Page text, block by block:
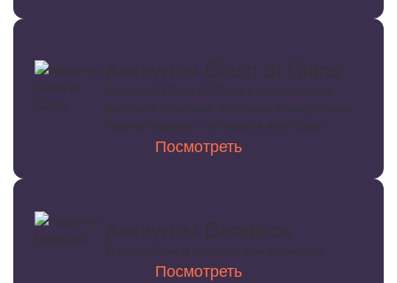
Аккаунты Clash of Clans
Аккаунты Clash of Clans с прокачанной
ратушей, героями, войсками и ресурсами.
Разные уровни и готовые к игре базы
Посмотреть
Аккаунты Deadlock
С рейтингом и нужным вам регионом
Посмотреть